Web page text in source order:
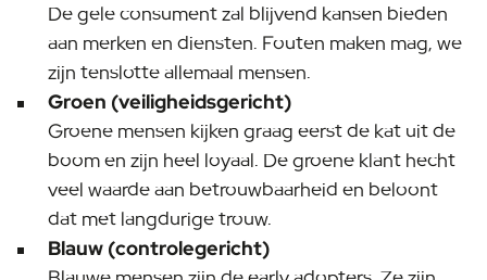
De gele consument zal blijvend kansen bieden
aan merken en diensten. Fouten maken mag, we
zijn tenslotte allemaal mensen.
Groen (veiligheidsgericht)
Groene mensen kijken graag eerst de kat uit de
boom en zijn heel loyaal. De groene klant hecht
veel waarde aan betrouwbaarheid en beloont
dat met langdurige trouw.
Blauw (controlegericht)